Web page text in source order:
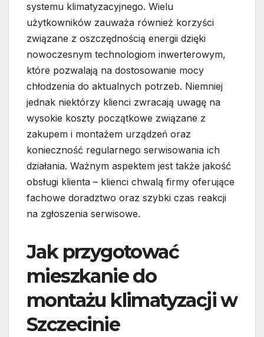
systemu klimatyzacyjnego. Wielu
użytkowników zauważa również korzyści
związane z oszczędnością energii dzięki
nowoczesnym technologiom inwerterowym,
które pozwalają na dostosowanie mocy
chłodzenia do aktualnych potrzeb. Niemniej
jednak niektórzy klienci zwracają uwagę na
wysokie koszty początkowe związane z
zakupem i montażem urządzeń oraz
konieczność regularnego serwisowania ich
działania. Ważnym aspektem jest także jakość
obsługi klienta – klienci chwalą firmy oferujące
fachowe doradztwo oraz szybki czas reakcji
na zgłoszenia serwisowe.
Jak przygotować
mieszkanie do
montażu klimatyzacji w
Szczecinie